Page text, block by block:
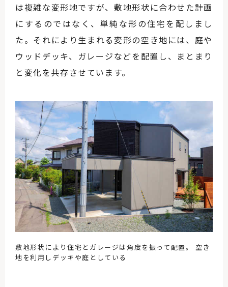
は複雑な変形地ですが、敷地形状に合わせた計画
にするのではなく、単純な形の住宅を配しまし
た。それにより生まれる変形の空き地には、庭や
ウッドデッキ、ガレージなどを配置し、まとまり
と変化を共存させています。
敷地形状により住宅とガレージは角度を振って配置。 空き
地を利用しデッキや庭としている